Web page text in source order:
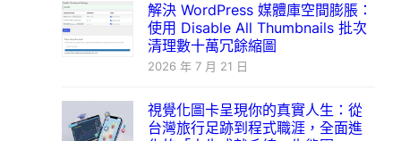
解決 WordPress 媒體庫空間膨脹：
使用 Disable All Thumbnails 批次
清理數十萬冗餘縮圖
2026 年 7 月 21 日
視覺化圖卡呈現你的真實人生：從
台灣旅行足跡到程式職涯，全面進